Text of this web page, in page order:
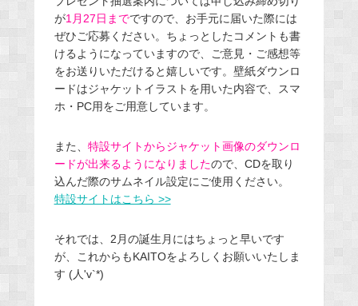
が1月27日までですので、お手元に届いた際には
ぜひご応募ください。ちょっとしたコメントも書
けるようになっていますので、ご意見・ご感想等
をお送りいただけると嬉しいです。壁紙ダウンロ
ードはジャケットイラストを用いた内容で、スマ
ホ・PC用をご用意しています。
また、 特設サイトからジャケット画像のダウンロ
ードが出来るようになりましたので、CDを取り
込んだ際のサムネイル設定にご使用ください。
特設サイトはこちら >>
それでは、2月の誕生月にはちょっと早いです
が、これからもKAITOをよろしくお願いいたしま
す (人'v`*)